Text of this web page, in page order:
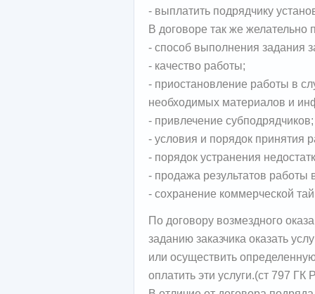
- выплатить подрядчику
В договоре так же желательно
- способ выполнения задания
- качество работы;
- приостановление работы в
необходимых материалов и
- привлечение субподрядчиков;
- условия и порядок принятия
- порядок устранения
- продажа результатов работы
- сохранение коммерческой
По договору возмездного
заданию заказчика оказать
или осуществить
оплатить эти услуги.(ст 797 ГК